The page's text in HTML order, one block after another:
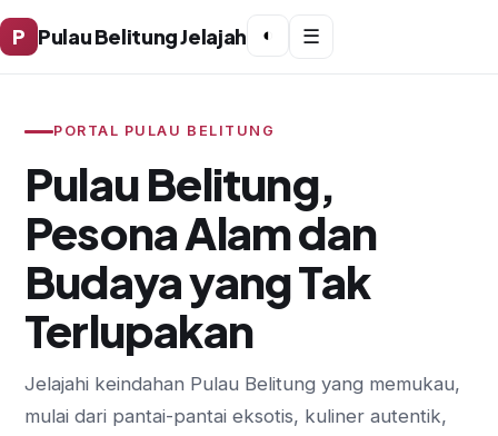
P Pulau Belitung Jelajah ◐ ☰
PORTAL PULAU BELITUNG
Pulau Belitung,
Pesona Alam dan
Budaya yang Tak
Terlupakan
Jelajahi keindahan Pulau Belitung yang memukau,
mulai dari pantai-pantai eksotis, kuliner autentik,